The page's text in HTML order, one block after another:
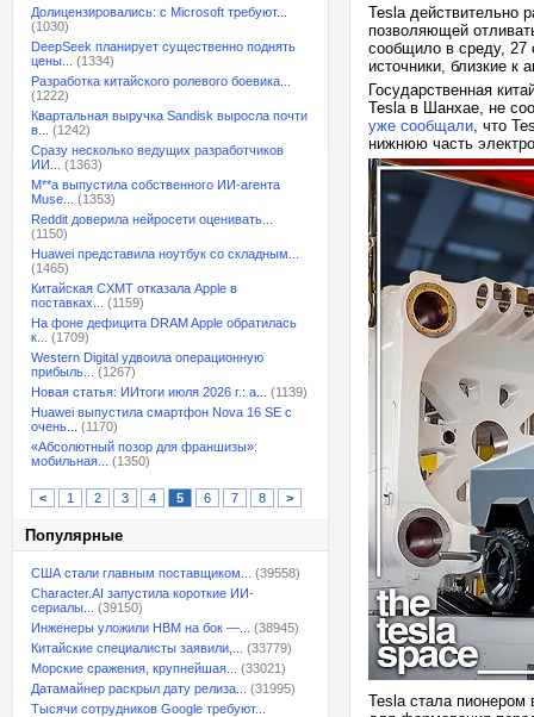
Долицензировались: с Microsoft требуют...
(1030)
DeepSeek планирует существенно поднять
цены...
(1334)
Разработка китайского ролевого боевика...
(1222)
Квартальная выручка Sandisk выросла почти
в...
(1242)
Сразу несколько ведущих разработчиков
ИИ...
(1363)
M**a выпустила собственного ИИ-агента
Muse...
(1353)
Reddit доверила нейросети оценивать...
(1150)
Huawei представила ноутбук со складным...
(1465)
Китайская CXMT отказала Apple в
поставках...
(1159)
На фоне дефицита DRAM Apple обратилась
к...
(1709)
Western Digital удвоила операционную
прибыль...
(1267)
Новая статья: ИИтоги июля 2026 г.: а...
(1139)
Huawei выпустила смартфон Nova 16 SE с
очень...
(1170)
«Абсолютный позор для франшизы»:
мобильная...
(1350)
< 1 2 3 4 5 6 7 8 >
Популярные
США стали главным поставщиком...
(39558)
Character.AI запустила короткие ИИ-
сериалы...
(39150)
Инженеры уложили HBM на бок —...
(38945)
Китайские специалисты заявили,...
(33779)
Морские сражения, крупнейшая...
(33021)
Датамайнер раскрыл дату релиза...
(31995)
Тысячи сотрудников Google требуют...
Tesla действительно
позволяющей
сообщило в среду, 27
источники, близкие к
Государственная
Tesla в Шанхае, не
уже сообщали, что
нижнюю часть
Tesla стала пионером